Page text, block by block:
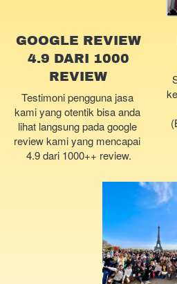
GOOGLE REVIEW
4.9 DARI 1000
REVIEW
Testimoni pengguna jasa
kami yang otentik bisa anda
lihat langsung pada google
review kami yang mencapai
4.9 dari 1000++ review.